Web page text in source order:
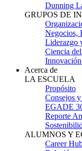
Dunning
GRUPOS DE
Negocios,
Liderazgo
Ciencia
Acerca de
LA ESCUELA
Propósito
Consejos
EGADE
Reporte
ALUMNOS Y
Career